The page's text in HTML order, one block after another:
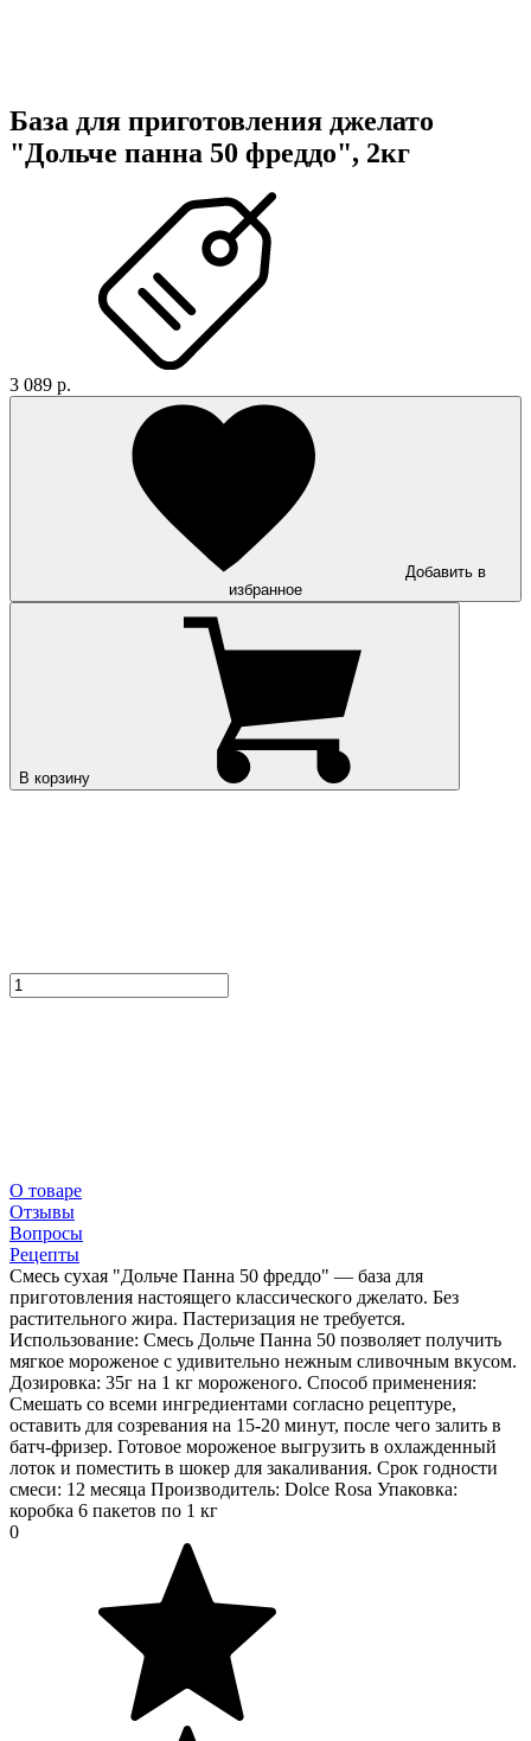
База для приготовления джелато
"Дольче панна 50 фреддо", 2кг
3 089 р.
Добавить в
избранное
В корзину
О товаре
Отзывы
Вопросы
Рецепты
Смесь сухая "Дольче Панна 50 фреддо" — база для
приготовления настоящего классического джелато. Без
растительного жира. Пастеризация не требуется.
Использование: Смесь Дольче Панна 50 позволяет получить
мягкое мороженое с удивительно нежным сливочным вкусом.
Дозировка: 35г на 1 кг мороженого. Способ применения:
Смешать со всеми ингредиентами согласно рецептуре,
оставить для созревания на 15-20 минут, после чего залить в
батч-фризер. Готовое мороженое выгрузить в охлажденный
лоток и поместить в шокер для закаливания. Срок годности
смеси: 12 месяца Производитель: Dolce Rosa Упаковка:
коробка 6 пакетов по 1 кг
0